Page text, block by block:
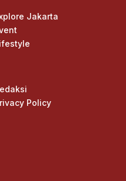
Jakarta
Policy